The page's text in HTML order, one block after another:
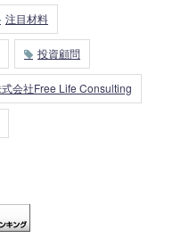
注目材料
投資顧問
会社Free Life Consulting